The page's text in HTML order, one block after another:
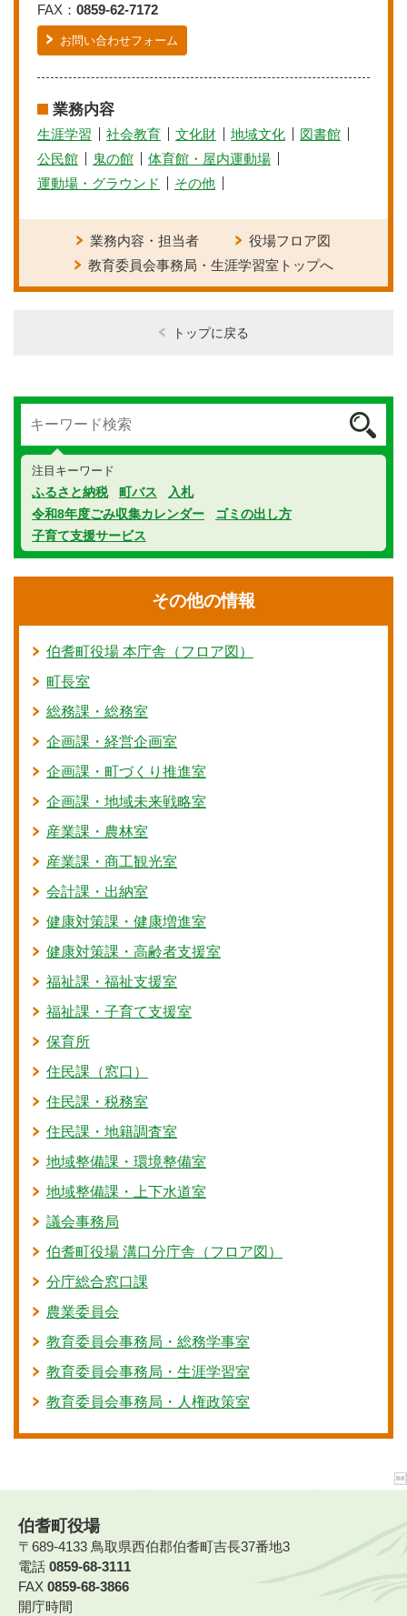
FAX： 0859-62-7172
お問い合わせフォーム
業務内容
生涯学習 社会教育 文化財 地域文化
図書館
公民館
鬼の館
体育館・屋内運動場
運動場・グラウンド
その他
業務内容・担当者
役場フロア図
教育委員会事務局・生涯学習室トップへ
トップに戻る
注目キーワード
ふるさと納税 町バス
入札
令和8年度ごみ収集カレンダー
ゴミの出し方
子育て支援サービス
その他の情報
伯耆町役場 本庁舎（フロア図）
町長室
総務課・総務室
企画課・経営企画室
企画課・町づくり推進室
企画課・地域未来戦略室
産業課・農林室
産業課・商工観光室
会計課・出納室
健康対策課・健康増進室
健康対策課・高齢者支援室
福祉課・福祉支援室
福祉課・子育て支援室
保育所
住民課（窓口）
住民課・税務室
住民課・地籍調査室
地域整備課・環境整備室
地域整備課・上下水道室
議会事務局
伯耆町役場 溝口分庁舎（フロア図）
分庁総合窓口課
農業委員会
教育委員会事務局・総務学事室
教育委員会事務局・生涯学習室
教育委員会事務局・人権政策室
伯耆町役場
〒689-4133 鳥取県西伯郡伯耆町吉長37番地3
電話 0859-68-3111
FAX 0859-68-3866
開庁時間